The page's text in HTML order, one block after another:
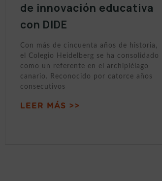
de innovación educativa
con DIDE
Con más de cincuenta años de historia,
el Colegio Heidelberg se ha consolidado
como un referente en el archipiélago
canario. Reconocido por catorce años
consecutivos
LEER MÁS >>